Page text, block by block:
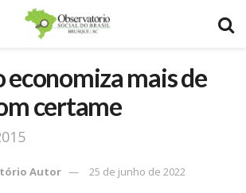
mais de
certame
Autor 25 de junho de 2022